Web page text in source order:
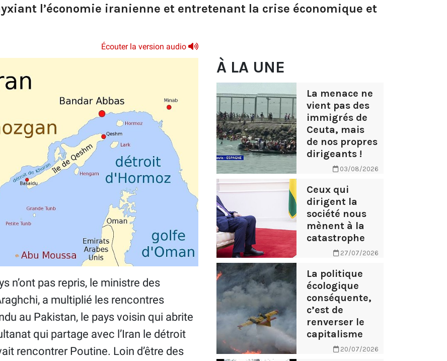
l’économie iranienne et entretenant la crise économique et
Écouter la version audio
n’ont pas repris, le ministre des
a multiplié les rencontres
au Pakistan, le pays voisin qui abrite
qui partage avec l’Iran le détroit
rencontrer Poutine. Loin d’être des
À LA UNE
La menace ne
vient pas des
immigrés de
Ceuta, mais
de nos propres
dirigeants !
03/08/2026
Ceux qui
dirigent la
société nous
mènent à la
catastrophe
27/07/2026
La politique
écologique
conséquente,
c’est de
renverser le
capitalisme
20/07/2026